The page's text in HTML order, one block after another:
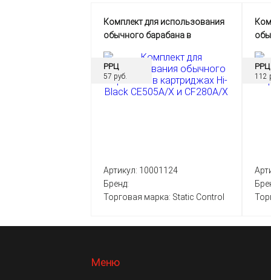
РРЦ
57 руб.
Комплект для использования
обычного барабана в
и CF280A/X
Артикул: 10001124
Бренд:
Торговая марка: Static Control
РРЦ
112
Меню